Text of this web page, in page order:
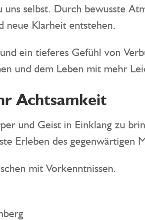
selbst. Durch bewusste
neue Klarheit entstehen.
ein tieferes Gefühl von
und dem Leben mit mehr
Achtsamkeit
und Geist in Einklang zu
Erleben des gegenwärtigen
mit Vorkenntnissen.